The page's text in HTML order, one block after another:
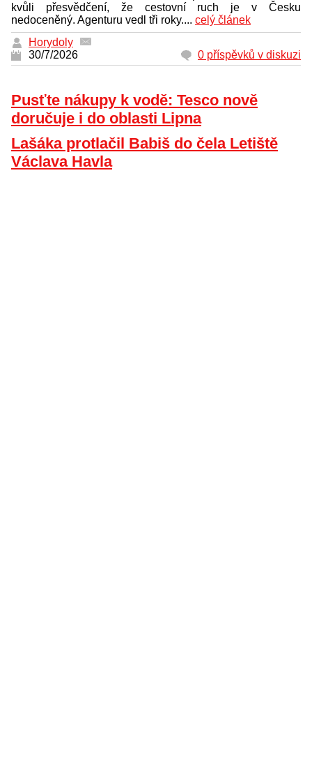
kvůli přesvědčení, že cestovní ruch je v Česku
nedoceněný. Agenturu vedl tři roky.... celý článek
Horydoly
30/7/2026
0 příspěvků v diskuzi
Pusťte nákupy k vodě: Tesco nově
doručuje i do oblasti Lipna
Lašáka protlačil Babiš do čela Letiště
Václava Havla